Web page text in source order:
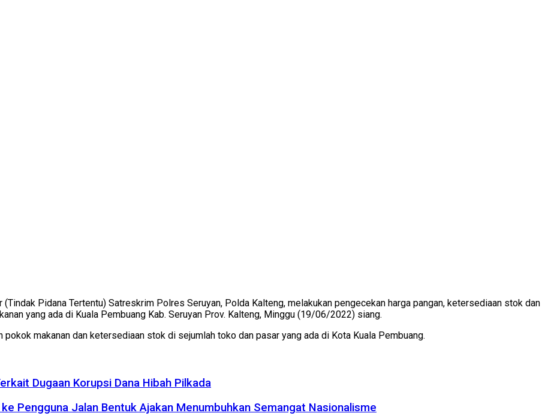
Pidana Tertentu) Satreskrim Polres Seruyan, Polda Kalteng, melakukan pengecekan harga pangan, ketersediaan stok dan
yang ada di Kuala Pembuang Kab. Seruyan Prov. Kalteng, Minggu (19/06/2022) siang.
pokok makanan dan ketersediaan stok di sejumlah toko dan pasar yang ada di Kota Kuala Pembuang.
Dugaan Korupsi Dana Hibah Pilkada
Pengguna Jalan Bentuk Ajakan Menumbuhkan Semangat Nasionalisme